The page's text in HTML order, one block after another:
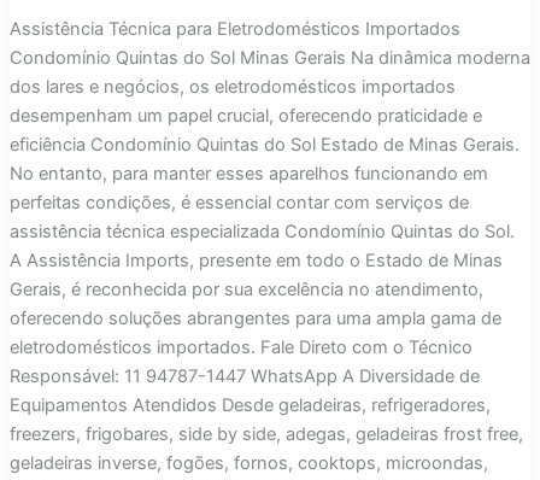
Assistência Técnica para Eletrodomésticos Importados
Condomínio Quintas do Sol Minas Gerais Na dinâmica moderna
dos lares e negócios, os eletrodomésticos importados
desempenham um papel crucial, oferecendo praticidade e
eficiência Condomínio Quintas do Sol Estado de Minas Gerais.
No entanto, para manter esses aparelhos funcionando em
perfeitas condições, é essencial contar com serviços de
assistência técnica especializada Condomínio Quintas do Sol.
A Assistência Imports, presente em todo o Estado de Minas
Gerais, é reconhecida por sua excelência no atendimento,
oferecendo soluções abrangentes para uma ampla gama de
eletrodomésticos importados. Fale Direto com o Técnico
Responsável: 11 94787-1447 WhatsApp A Diversidade de
Equipamentos Atendidos Desde geladeiras, refrigeradores,
freezers, frigobares, side by side, adegas, geladeiras frost free,
geladeiras inverse, fogões, fornos, cooktops, microondas,